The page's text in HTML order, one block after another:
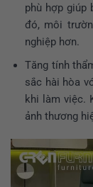
phù hợp giúp
đó, môi
nghiệp hơn.
Tăng tính
sắc hài hòa
khi làm việc.
ảnh thương